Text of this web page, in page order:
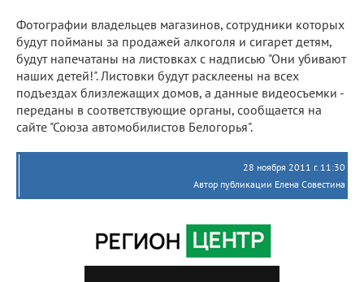
Фотографии владельцев магазинов, сотрудники которых
будут пойманы за продажей алкоголя и сигарет детям,
будут напечатаны на листовках с надписью "Они убивают
наших детей!". Листовки будут расклеены на всех
подъездах близлежащих домов, а данные видеосъемки -
переданы в соответствующие органы, сообщается на
сайте "Союза автомобилистов Белогорья".
28 ноября 2011 г. 11:30
Автор публикации Елена Совестина